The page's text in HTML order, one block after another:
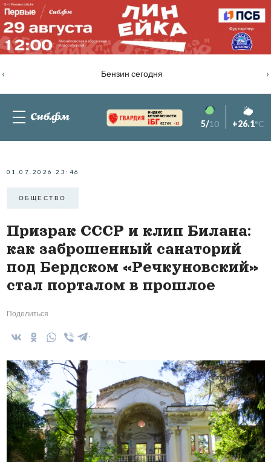
Бензин сегодня
‹ ›
82.76% -1.2 5/10 +26.1°C
01.07.2026 23:46
ОБЩЕСТВО
Призрак СССР и клип Билана:
как заброшенный санаторий
под Бердском «Речкуновский»
стал порталом в прошлое
Поделиться